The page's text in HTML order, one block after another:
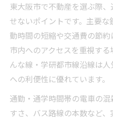
東大阪市で不動産を選ぶ際
せないポイントです。主要
動時間の短縮や交通費の節
市内へのアクセスを重視す
んな線・学研都市線沿線は
への利便性に優れています。
通勤・通学時間帯の電車の
すさ、バス路線の本数など